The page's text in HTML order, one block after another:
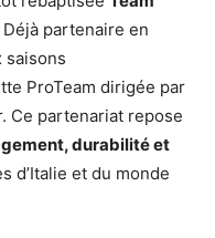
partenaire en
saisons
ProTeam dirigée par
Ce partenariat repose
durabilité et
d’Italie et du monde